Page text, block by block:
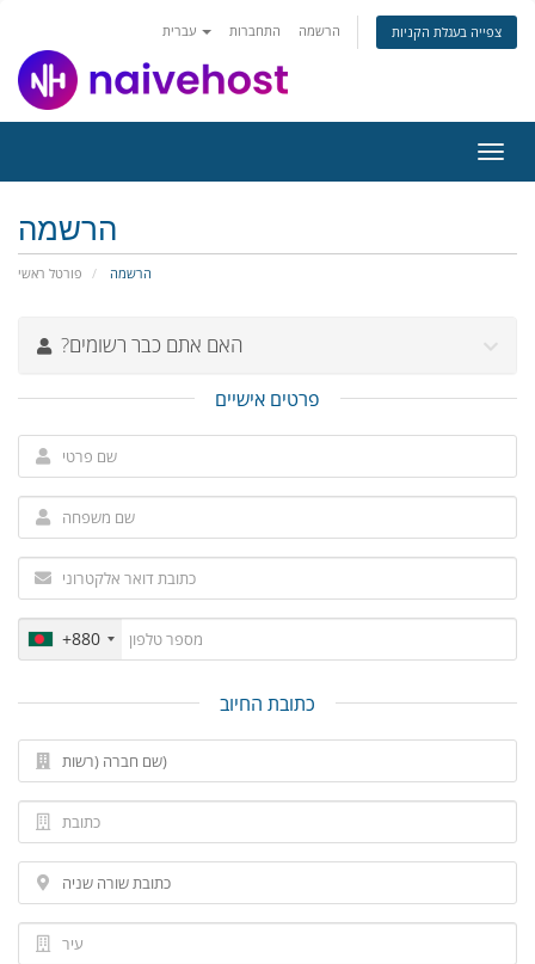
התחברות הרשמה צפייה בעגלת הקניות
ניווט
הרשמה
פורטל ראשי הרשמה
?האם אתם כבר רשומים
פרטים אישיים
+880
כתובת החיוב